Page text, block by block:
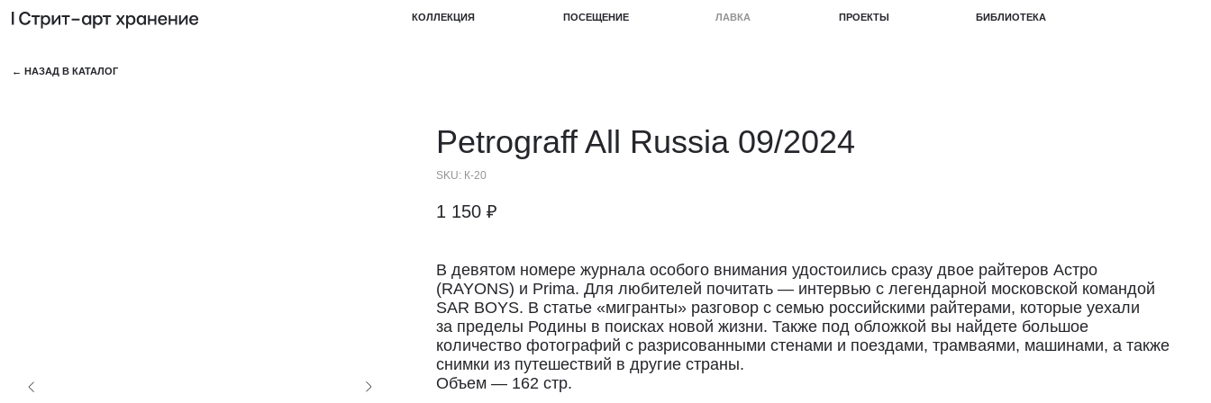
КОЛЛЕКЦИЯ ПРОЕКТЫ БИБЛИОТЕКА
Petrograff All Russia 09/2024
SKU: К-20
1 150 ₽
В девятом номере журнала особого внимания удостоились сразу двое райтеров Астро
(RAYONS) и Prima. Для любителей почитать — интервью с легендарной московской командой
SAR BOYS. В статье «мигранты» разговор с семью российскими райтерами, которые уехали
за пределы Родины в поисках новой жизни. Также под обложкой вы найдете большое
количество фотографий с разрисованными стенами и поездами, трамваями, машинами, а также
снимки из путешествий в другие страны.
Объем — 162 стр.